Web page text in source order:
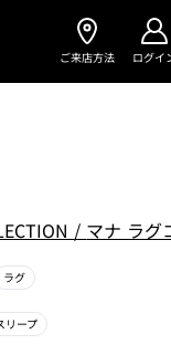
ご来店方法 ログイ
/ マナ ラグ
ラグ
リープ